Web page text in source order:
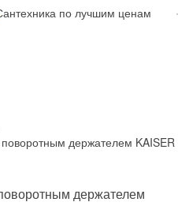
по лучшим ценам
держателем KAISER
держателем